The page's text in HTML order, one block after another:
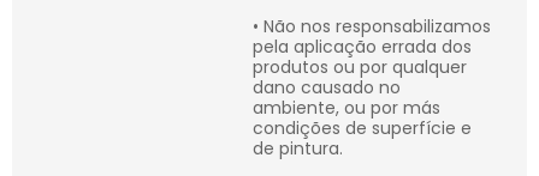
• Não nos responsabilizamos
pela aplicação errada dos
produtos ou por qualquer
dano causado no
ambiente, ou por más
condições de superfície e
de pintura.